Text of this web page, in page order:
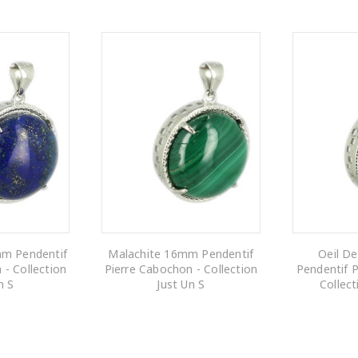
Pendentif
- Collection
S
Malachite 16mm Pendentif
Pierre Cabochon - Collection
Just Un S
Oeil
Pendentif